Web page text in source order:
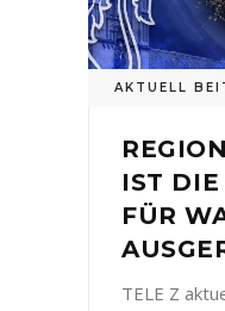
AKTUELL
IST
FÜR
TELE Z